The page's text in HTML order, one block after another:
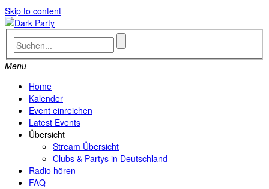
Skip to content
Menu
Home
Kalender
Event einreichen
Latest Events
Übersicht
Stream Übersicht
Clubs & Partys in Deutschland
Radio hören
FAQ